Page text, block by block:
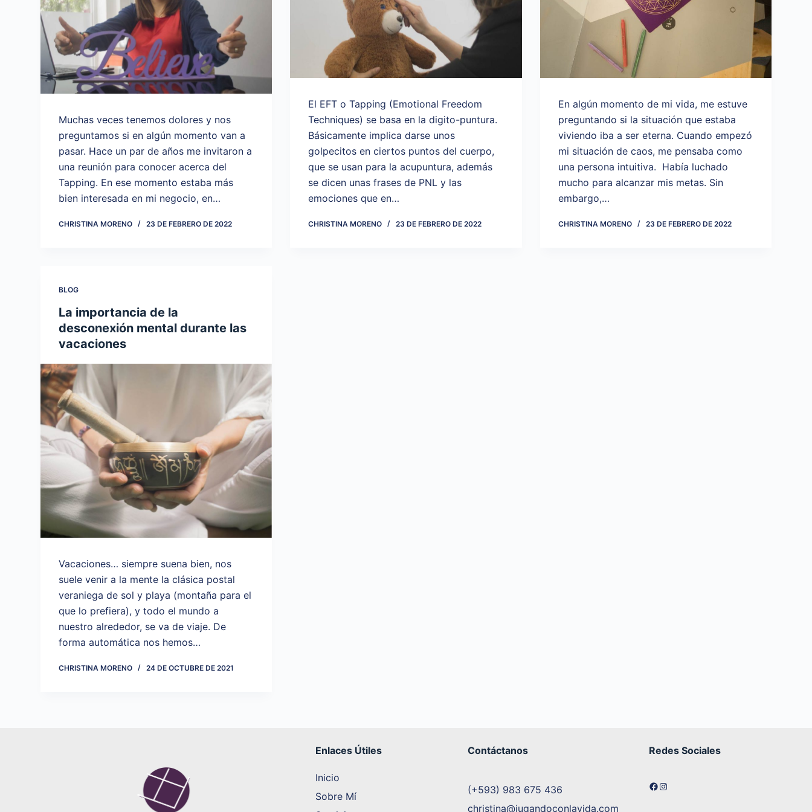
Muchas veces tenemos dolores y nos
preguntamos si en algún momento van a
pasar. Hace un par de años me invitaron a
una reunión para conocer acerca del
Tapping. En ese momento estaba más
bien interesada en mi negocio, en…
CHRISTINA MORENO 23 DE FEBRERO DE 2022
El EFT o Tapping (Emotional Freedom
Techniques) se basa en la digito-puntura.
Básicamente implica darse unos
golpecitos en ciertos puntos del cuerpo,
que se usan para la acupuntura, además
se dicen unas frases de PNL y las
emociones que en…
CHRISTINA MORENO 23 DE FEBRERO DE 2022
En algún momento de mi vida, me estuve
preguntando si la situación que estaba
viviendo iba a ser eterna. Cuando empezó
mi situación de caos, me pensaba como
una persona intuitiva. Había luchado
mucho para alcanzar mis metas. Sin
embargo,…
CHRISTINA MORENO 23 DE FEBRERO DE 2022
BLOG
La importancia de la
desconexión mental durante las
vacaciones
Vacaciones… siempre suena bien, nos
suele venir a la mente la clásica postal
veraniega de sol y playa (montaña para el
que lo prefiera), y todo el mundo a
nuestro alrededor, se va de viaje. De
forma automática nos hemos…
CHRISTINA MORENO 24 DE OCTUBRE DE 2021
Enlaces Útiles
Inicio
Sobre Mí
Contáctanos
(+593) 983 675 436
christina@jugandoconlavida.com
Redes Sociales
Facebook
Instagram